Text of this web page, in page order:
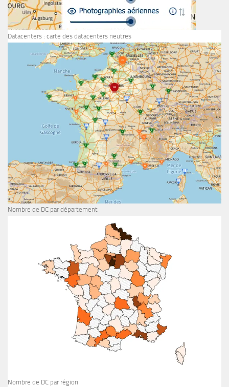
Datacenters : carte des datacenters neutres
Nombre de DC par département
Nombre de DC par région